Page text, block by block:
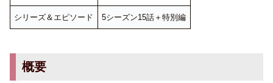
シリーズ＆エピソード 5シーズン15話＋特別編
概要